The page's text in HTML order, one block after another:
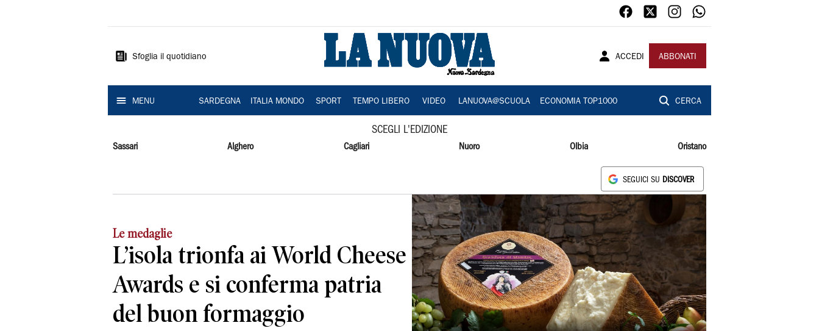
Sardegna
Sfoglia il quotidiano ACCEDI ABBONATI
MENU SARDEGNA ITALIA MONDO SPORT TEMPO LIBERO VIDEO LANUOVA@SCUOLA ECONOMIA TOP1000 CERCA
SCEGLI L'EDIZIONE
Sassari Alghero Cagliari Nuoro Olbia Oristano
SEGUICI SU DISCOVER
Le medaglie
L’isola trionfa ai World Cheese
Awards e si conferma patria
del buon formaggio